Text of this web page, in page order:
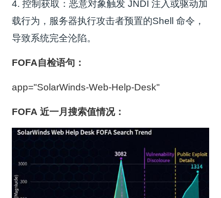
4. 控制获取：恶意对象触发 JNDI 注入或驱动加
载行为，服务器执行攻击者预置的Shell 命令，
导致系统完全沦陷。
FOFA自检语句：
app="SolarWinds-Web-Help-Desk"
FOFA 近一月搜索值情况：